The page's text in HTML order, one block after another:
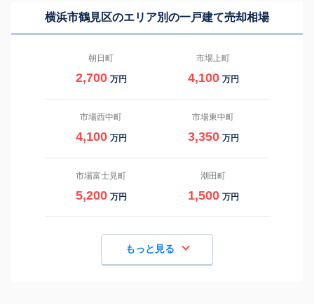
横浜市鶴見区のエリア別の一戸建て売却相場
朝日町
2,700 万円
市場上町
4,100 万円
市場西中町
4,100 万円
市場東中町
3,350 万円
市場富士見町
5,200 万円
潮田町
1,500 万円
もっと見る